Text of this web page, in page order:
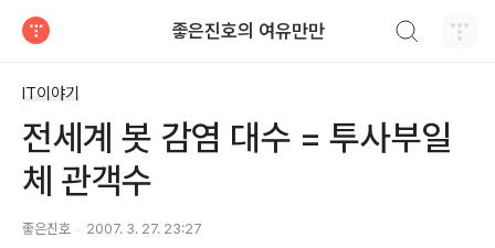
좋은진호의 여유만만
IT이야기
전세계 봇 감염 대수 = 투사부일
체 관객수
좋은진호 2007. 3. 27. 23:27